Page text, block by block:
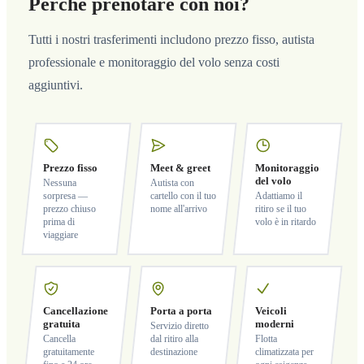
Perché prenotare con noi?
Tutti i nostri trasferimenti includono prezzo fisso, autista
professionale e monitoraggio del volo senza costi
aggiuntivi.
Prezzo fisso
Nessuna
sorpresa —
prezzo chiuso
prima di
viaggiare
Meet & greet
Autista con
cartello con il tuo
nome all'arrivo
Monitoraggio
del volo
Adattiamo il
ritiro se il tuo
volo è in ritardo
Cancellazione
gratuita
Cancella
gratuitamente
Porta a porta
Servizio diretto
dal ritiro alla
destinazione
Veicoli
moderni
Flotta
climatizzata per